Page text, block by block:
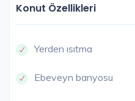
Konut Özellikleri
Yerden ısıtma
Ebeveyn banyosu